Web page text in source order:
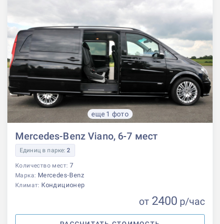
еще 1 фото
Mercedes-Benz Viano, 6-7 мест
Единиц в парке:2
Количество мест: 7
Марка: Mercedes-Benz
Климат: Кондиционер
от 2400 р/час